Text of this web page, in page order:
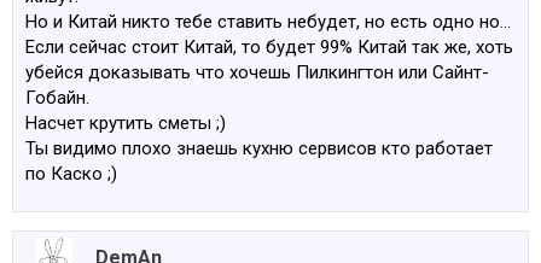
Но и Китай никто тебе ставить небудет, но есть одно но…
Если сейчас стоит Китай, то будет 99% Китай так же, хоть
убейся доказывать что хочешь Пилкингтон или Сайнт-
Гобайн.
Насчет крутить сметы ;)
Ты видимо плохо знаешь кухню сервисов кто работает
по Каско ;)
DemAn